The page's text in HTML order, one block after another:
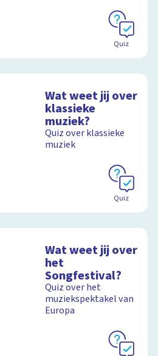
Schoolplaat
Quiz
Wat weet jij over
klassieke
muziek?
Quiz over klassieke
muziek
Quiz
Wat weet jij over
het
Songfestival?
Quiz over het
muziekspektakel van
Europa